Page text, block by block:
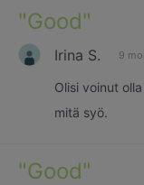
"Good"
Irina S. 9
Olisi voinut
mitä syö.
"Good"